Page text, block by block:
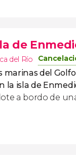
de
del Río
marinas del
la isla de
a bordo de